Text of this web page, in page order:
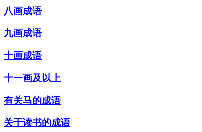
八画成语
九画成语
十画成语
十一画及以上
有关马的成语
关于读书的成语